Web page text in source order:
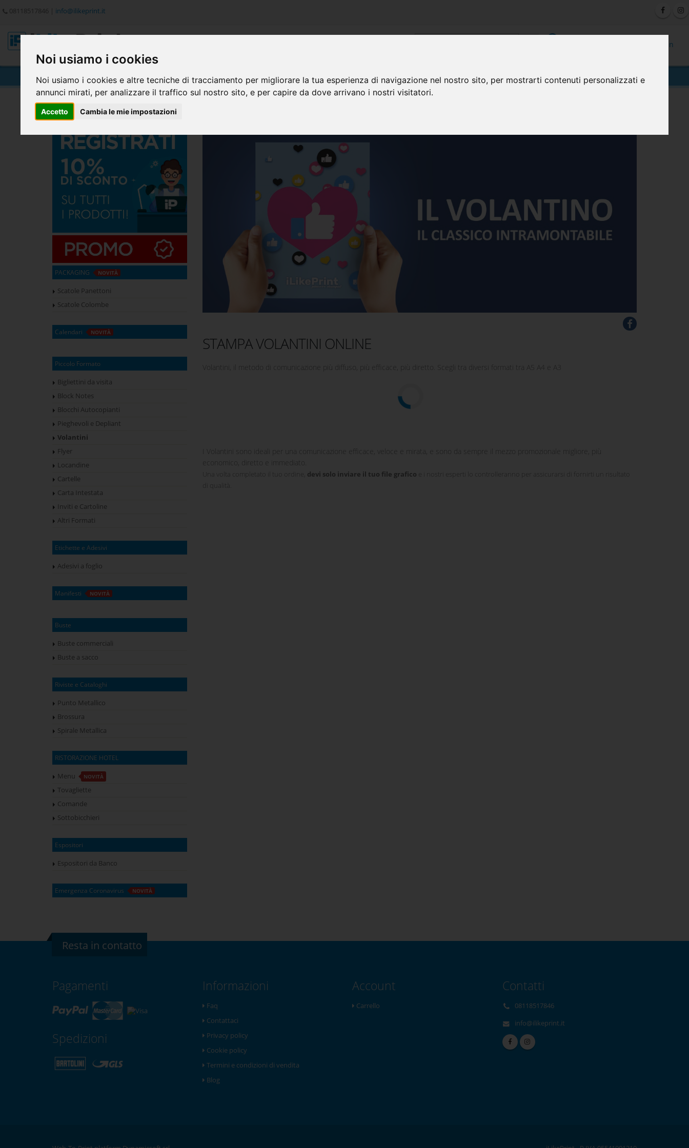
Noi usiamo i cookies
Noi usiamo i cookies e altre tecniche di tracciamento per migliorare la tua esperienza di navigazione nel nostro sito, per mostrarti contenuti personalizzati e
annunci mirati, per analizzare il traffico sul nostro sito, e per capire da dove arrivano i nostri visitatori.
Accetto Cambia le mie impostazioni
08118517846 info@ilikeprint.it
Login
Volantini
Home
PACKAGING NOVITÀ
Scatole Panettoni
Scatole Colombe
Calendari NOVITÀ
Piccolo Formato
Bigliettini da visita
Block Notes
Blocchi Autocopianti
Pieghevoli e Depliant
Volantini
Flyer
Locandine
Cartelle
Carta Intestata
Inviti e Cartoline
Altri Formati
Etichette e Adesivi
Adesivi a foglio
Manifesti NOVITÀ
Buste
Buste commerciali
Buste a sacco
Riviste e Cataloghi
Punto Metallico
Brossura
Spirale Metallica
RISTORAZIONE HOTEL
Menu NOVITÀ
Tovagliette
Comande
Sottobicchieri
Espositori
Espositori da Banco
Emergenza Coronavirus NOVITÀ
STAMPA VOLANTINI ONLINE
Volantini, il metodo di comunicazione più diffuso, più efficace, più diretto. Scegli tra diversi formati tra A5 A4 e A3
I Volantini sono ideali per una comunicazione efficace, veloce e mirata, e sono da sempre il mezzo promozionale migliore, più
economico, diretto e immediato.
devi solo inviare il tuo file grafico
Resta in contatto
Pagamenti
Spedizioni
Informazioni
Faq
Contattaci
Privacy policy
Cookie policy
Termini e condizioni di vendita
Blog
Account
Carrello
Contatti
08118517846
info@ilikeprint.it